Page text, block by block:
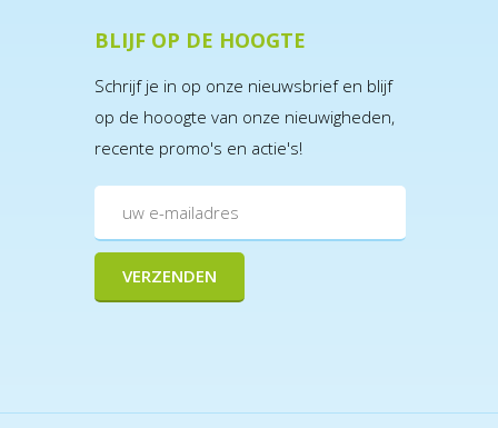
BLIJF OP DE HOOGTE
Schrijf je in op onze nieuwsbrief en blijf
op de hooogte van onze nieuwigheden,
recente promo's en actie's!